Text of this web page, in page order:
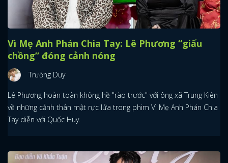
Vì Mẹ Anh Phán Chia Tay: Lê Phương “giấu
chồng” đóng cảnh nóng
Trường Duy
Lê Phương hoàn toàn không hề "rào trước" với ông xã Trung Kiên
về những cảnh thân mật rực lửa trong phim Vì Mẹ Anh Phán Chia
Tay diễn với Quốc Huy.